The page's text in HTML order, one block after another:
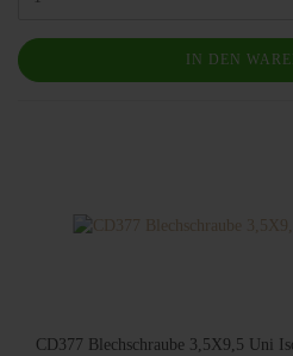
IN DEN
CD377 Blechschraube 3,5X9,5 Uni